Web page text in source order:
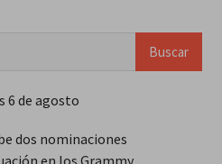
6 de agosto
dos nominaciones